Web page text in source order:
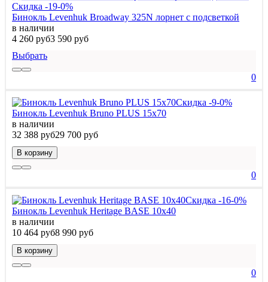
Скидка -19-0%
Бинокль Levenhuk Broadway 325N лорнет с подсветкой
в наличии
4 260 руб3 590 руб
Выбрать
0
Скидка -9-0%
Бинокль Levenhuk Bruno PLUS 15x70
в наличии
32 388 руб29 700 руб
В корзину
0
Скидка -16-0%
Бинокль Levenhuk Heritage BASE 10x40
в наличии
10 464 руб8 990 руб
В корзину
0